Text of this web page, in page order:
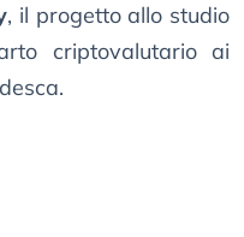
, il progetto allo studio
criptovalutario ai